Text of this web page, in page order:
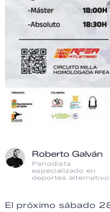
Roberto Galván
Periodista
especializado en
deportes
El próximo sábado